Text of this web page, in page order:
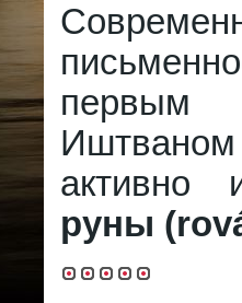
первым
Иштваном
активно
руны